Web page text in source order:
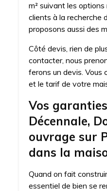
m² suivant les
clients à la recherche
proposons aussi des
Côté devis, rien de
contacter, nous
ferons un devis. Vous
et le tarif de votre
Vos
Décennale,
ouvrage sur
dans la
Quand on fait
essentiel de bien se